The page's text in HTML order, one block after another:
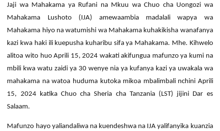
Jaji wa Mahakama ya Rufani na Mkuu wa Chuo cha Uongozi wa
Mahakama Lushoto (IJA) amewaambia madalali wapya wa
Mahakama hiyo na watumishi wa Mahakama kuhakikisha wanafanya
kazi kwa haki ili kuepusha kuharibu sifa ya Mahakama. Mhe. Kihwelo
alitoa wito huo Aprili 15, 2024 wakati akifungua mafunzo ya kumi na
mbili kwa watu zaidi ya 30 wenye nia ya kufanya kazi ya uwakala wa
mahakama na watoa huduma kutoka mikoa mbalimbali nchini Aprili
15, 2024 katika Chuo cha Sheria cha Tanzania (LST) jijini Dar es
Salaam.
Mafunzo hayo yaliandaliwa na kuendeshwa na IJA yalifanyika kuanzia